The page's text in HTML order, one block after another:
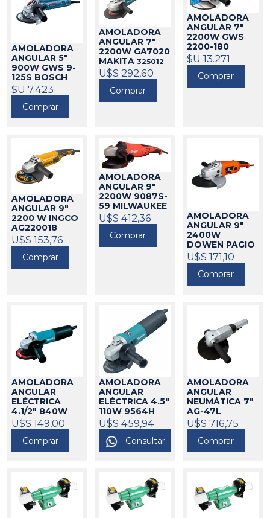
AMOLADORA
ANGULAR 5"
900W GWS 9-
125S BOSCH
21032
$U 7.423
Comprar
AMOLADORA
ANGULAR 7"
2200W GA7020
MAKITA325012
U$S 292,60
Comprar
AMOLADORA
ANGULAR 7"
2200W GWS
2200-180
VULCANO
BOSCH21439
$U 13.271
Comprar
AMOLADORA
ANGULAR 9"
2200 W INGCO
AG220018
424029
U$S 153,76
Comprar
AMOLADORA
ANGULAR 9"
2200W 9087S-
59 MILWAUKEE
271007
U$S 412,36
Comprar
AMOLADORA
ANGULAR 9"
2400W
DOWEN PAGIO
424204
U$S 171,10
Comprar
AMOLADORA
ANGULAR
ELÉCTRICA
4.1/2" 840W
MAKITA
9557HNG
MAKITA325007
U$S 149,00
Comprar
AMOLADORA
ANGULAR
ELÉCTRICA 4.5"
110W 9564H
MAKITA325187
U$S 459,94
Consultar
AMOLADORA
ANGULAR
NEUMÁTICA 7"
AG-47L
UNOAIR 206073
U$S 716,75
Comprar